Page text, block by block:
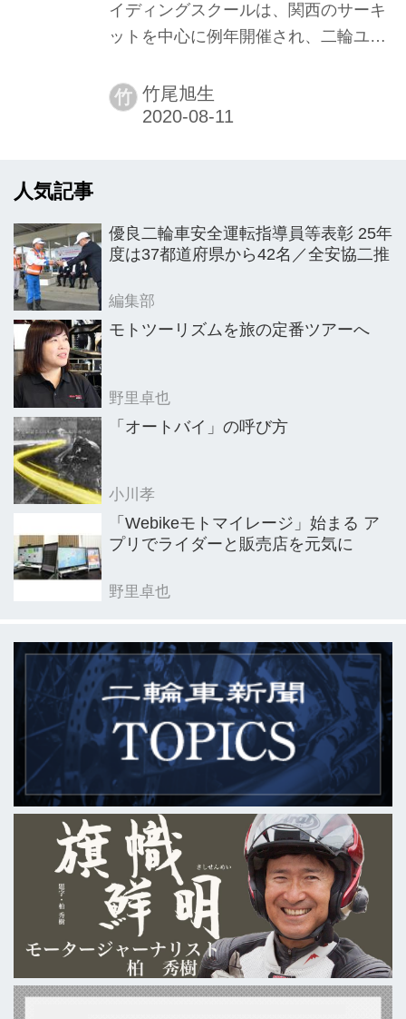
グスクール
イディングスクールは、関西のサーキ
ットを中心に例年開催され、二輪ユー
啓発活動が精力的に推進されている。
今年は新型コロナウイルス感染症の影
ことが可能なことなどを理由に、万全
な感染症防止対策のもとナンカイライ
る（計画より回数は減少）。同スクー
ルはライダーの安全運転啓発促進と事
竹 竹尾旭生
人気記事
優良二輪車安全運転指導員等表彰 25年
度は37都道府県から42名／全安協二推
編集部
モトツーリズムを旅の定番ツアーへ
野里卓也
「オートバイ」の呼び方
小川孝
「Webikeモトマイレージ」始まる ア
プリでライダーと販売店を元気に
野里卓也